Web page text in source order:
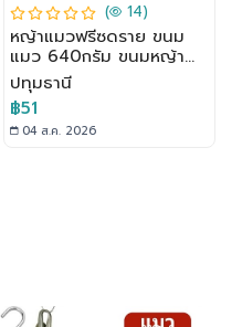
( 14)
หญ้าแมวฟรีซดราย ขนม
แมว 640กรัม ขนมหญ้า
แมวบำรุงขน อกไก่ผสมต้น
อ่อนข้าวสาลีฟรีซดราย
โปรตีนสูง
ปทุมธานี
฿51
04 ส.ค. 2026